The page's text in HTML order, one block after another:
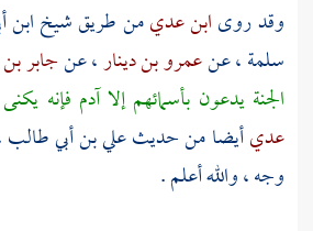
وقد روىابن عديمن طريق شيخابن
سلمة، عنعمرو بن دينار، عنجابر
الجنة يدعون بأسمائهم إلاآدم فإنه يكنى
عديأيضا من حديثعلي بن أبي طالب
وجه ، والله أعلم .